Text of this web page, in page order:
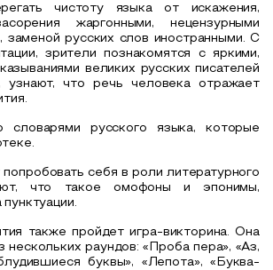
чистоту языка от искажения,
жаргонными, нецензурными
заменой русских слов иностранными. С
зрители познакомятся с яркими,
великих русских писателей
что речь человека отражает
словарями русского языка, которые
попробовать себя в роли литературного
что такое омофоны и эпонимы,
также пройдет игра-викторина. Она
нескольких раундов: «Проба пера», «Аз,
буквы», «Лепота», «Буква-